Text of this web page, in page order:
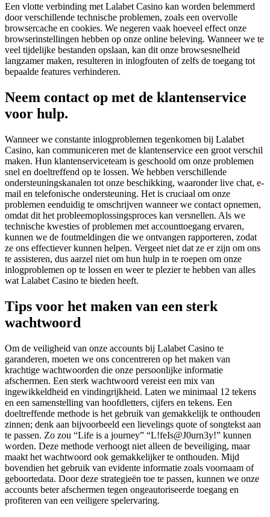
Een vlotte verbinding met Lalabet Casino kan worden belemmerd
door verschillende technische problemen, zoals een overvolle
browsercache en cookies. We negeren vaak hoeveel effect onze
browserinstellingen hebben op onze online beleving. Wanneer we te
veel tijdelijke bestanden opslaan, kan dit onze browsesnelheid
langzamer maken, resulteren in inlogfouten of zelfs de toegang tot
bepaalde features verhinderen.
Neem contact op met de klantenservice
voor hulp.
Wanneer we constante inlogproblemen tegenkomen bij Lalabet
Casino, kan communiceren met de klantenservice een groot verschil
maken. Hun klantenserviceteam is geschoold om onze problemen
snel en doeltreffend op te lossen. We hebben verschillende
ondersteuningskanalen tot onze beschikking, waaronder live chat, e-
mail en telefonische ondersteuning. Het is cruciaal om onze
problemen eenduidig te omschrijven wanneer we contact opnemen,
omdat dit het probleemoplossingsproces kan versnellen. Als we
technische kwesties of problemen met accounttoegang ervaren,
kunnen we de foutmeldingen die we ontvangen rapporteren, zodat
ze ons effectiever kunnen helpen. Vergeet niet dat ze er zijn om ons
te assisteren, dus aarzel niet om hun hulp in te roepen om onze
inlogproblemen op te lossen en weer te plezier te hebben van alles
wat Lalabet Casino te bieden heeft.
Tips voor het maken van een sterk
wachtwoord
Om de veiligheid van onze accounts bij Lalabet Casino te
garanderen, moeten we ons concentreren op het maken van
krachtige wachtwoorden die onze persoonlijke informatie
afschermen. Een sterk wachtwoord vereist een mix van
ingewikkeldheid en vindingrijkheid. Laten we minimaal 12 tekens
en een samenstelling van hoofdletters, cijfers en tekens. Een
doeltreffende methode is het gebruik van gemakkelijk te onthouden
zinnen; denk aan bijvoorbeeld een lievelings quote of songtekst aan
te passen. Zo zou “Life is a journey” “L!feIs@J0urn3y!” kunnen
worden. Deze methode verhoogt niet alleen de beveiliging, maar
maakt het wachtwoord ook gemakkelijker te onthouden. Mijd
bovendien het gebruik van evidente informatie zoals voornaam of
geboortedata. Door deze strategieën toe te passen, kunnen we onze
accounts beter afschermen tegen ongeautoriseerde toegang en
profiteren van een veiligere spelervaring.